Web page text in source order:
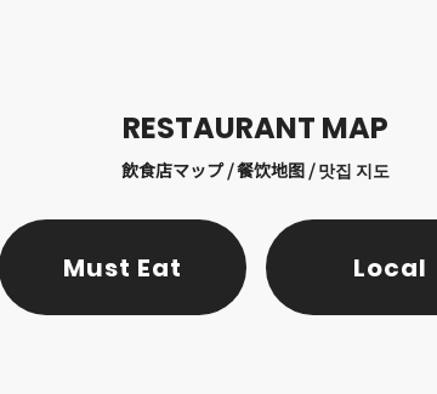
Must Eat Local
飲食店マップ / 餐饮地图 / 맛집 지도
RESTAURANT MAP